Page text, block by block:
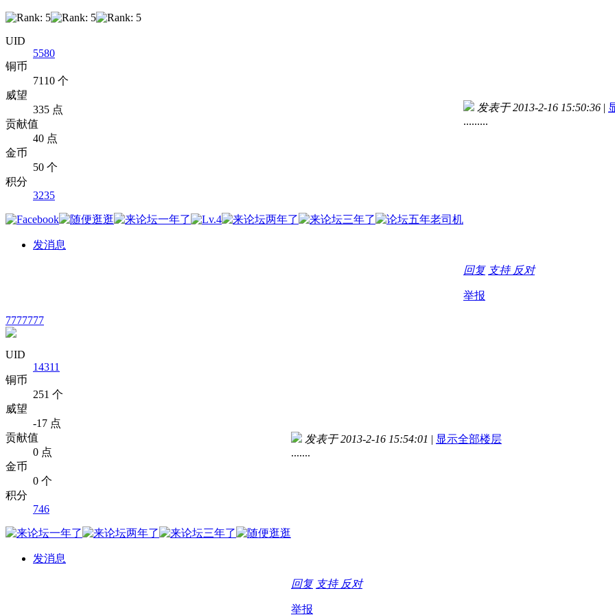
UID
5580
铜币
7110 个
威望
335 点
贡献值
40 点
金币
50 个
积分
3235
发消息
发表于 2013-2-16 15:50:36 |
.........
回复 支持 反对
举报
7777777
UID
14311
铜币
251 个
威望
-17 点
贡献值
0 点
金币
0 个
积分
746
发消息
发表于 2013-2-16 15:54:01 | 显示全部楼层
.......
回复 支持 反对
举报